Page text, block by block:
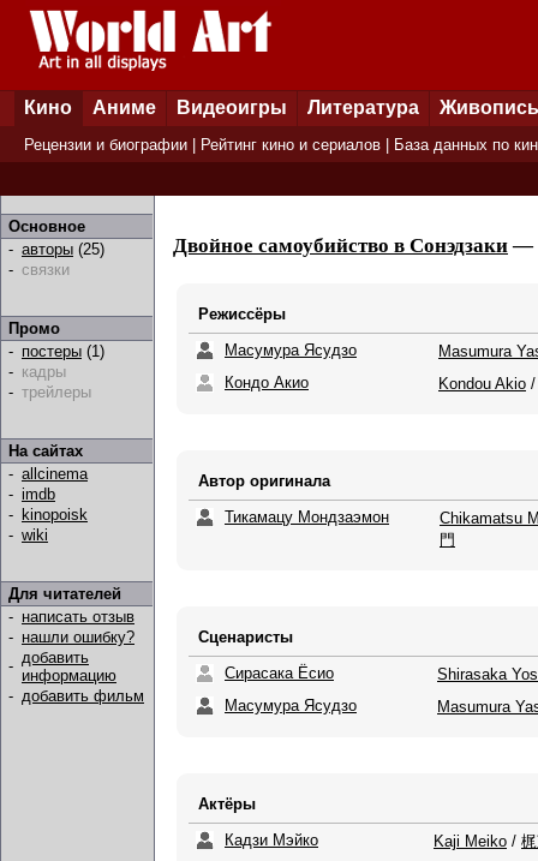
Кино Аниме Видеоигры Литература Живопись
Рецензии и биографии Рейтинг кино и сериалов База данных по
Основное
- авторы (25)
- связки
Промо
- постеры (1)
- кадры
- трейлеры
На сайтах
- allcinema
- imdb
- kinopoisk
- wiki
Для читателей
- написать отзыв
- нашли ошибку?
- добавить
информацию
- добавить фильм
Двойное самоубийство в Сонэдзаки—
Режиссёры
Масумура Ясудзо
Masumura
Кондо Акио
Kondou Akio
Автор оригинала
Тикамацу Мондзаэмон
Chikamatsu
門
Сценаристы
Сирасака Ёсио
Shirasaka
Масумура Ясудзо
Masumura
Актёры
Кадзи Мэйко
Kaji Meiko /